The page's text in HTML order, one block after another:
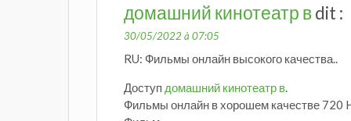
домашний кинотеатр вdit :
30/05/2022 à 07:05
RU: Фильмы онлайн высокого качества..
Доступ домашний кинотеатр в
Фильмы онлайн в хорошем качестве 720